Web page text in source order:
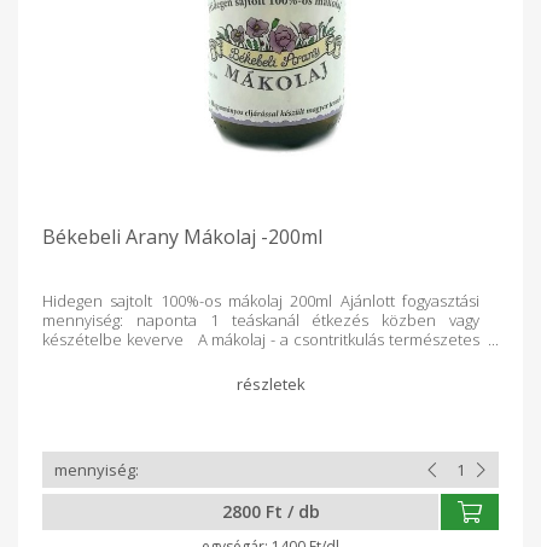
Békebeli Arany Mákolaj -200ml
Hidegen sajtolt 100%-os mákolaj 200ml Ajánlott fogyasztási
mennyiség: naponta 1 teáskanál étkezés közben vagy
készételbe keverve A mákolaj - a csontritkulás természetes
Omega-3 zsírsavban, foszforsavban, kalciumban, káliumban,
magnéziumban és vasban gazdag. A mákolajról érdemes
a trombózis és az embólia kialakulása - normalizálja a vér
koleszterinszintjét - jótékony hatása kimutatott a sebek
gyógyulásánál - növeli a szellemi teljesítőképességet -
idegerősítő, idegfájdalom csökkentő, nyugtató, altató hatású
- a csontozat elsőszámú természetes segítője. Megállítja a
2800 Ft / db